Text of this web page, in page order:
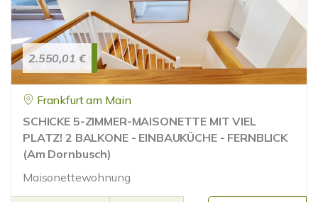
2.550,01 €
Frankfurt am Main
SCHICKE 5-ZIMMER-MAISONETTE MIT VIEL
PLATZ! 2 BALKONE - EINBAUKÜCHE - FERNBLICK
(Am Dornbusch)
Maisonettewohnung